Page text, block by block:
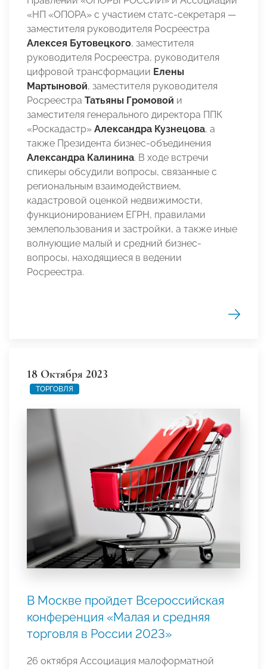
«НП «ОПОРА» с участием статс-секретаря —
заместителя руководителя Росреестра
Алексея Бутовецкого, заместителя
руководителя Росреестра, руководителя
цифровой трансформации Елены
Мартыновой, заместителя руководителя
Росреестра Татьяны Громовой и
заместителя генерального директора ППК
«Роскадастр» Александра Кузнецова, а
также Президента бизнес-объединения
Александра Калинина. В ходе встречи
спикеры обсудили вопросы, связанные с
региональным взаимодействием,
кадастровой оценкой недвижимости,
функционированием ЕГРН, правилами
землепользования и застройки, а также иные
волнующие малый и средний бизнес-
вопросы, находящиеся в ведении
Росреестра.
18 Октября 2023
ТОРГОВЛЯ
В Москве пройдет Всероссийская
конференция «Малая и средняя
торговля в России 2023»
26 октября Ассоциация малоформатной